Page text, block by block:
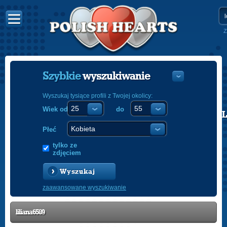
POLISH
Szybkiewyszukiwanie
Wyszukaj tysiące profili z Twojej okolicy:
Wiek od do
Płeć
tylko ze
zdjęciem
Wyszukaj
zaawansowane wyszukiwanie
liliana6589